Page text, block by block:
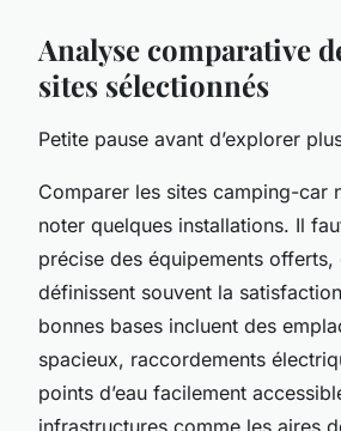
Analyse comparative
sites sélectionnés
Petite pause avant d’explorer
Comparer les sites camping-car
noter quelques installations. Il
précise des équipements offerts,
définissent souvent la
bonnes bases incluent des
spacieux, raccordements
points d’eau facilement
infrastructures comme les aires